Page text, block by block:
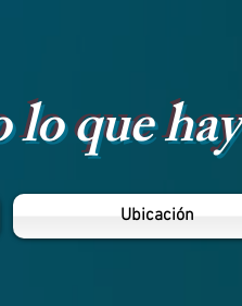
que
Ubicación